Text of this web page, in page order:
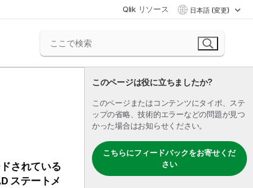
Qlik リソース 日本語 (変更)
このページは役に立ちましたか?
このページまたはコンテンツにタイポ、ステ
ップの省略、技術的エラーなどの問題が見つ
かった場合はお知らせください。
こちらにフィードバックをお寄せくだ
さい
されている
ステートメ